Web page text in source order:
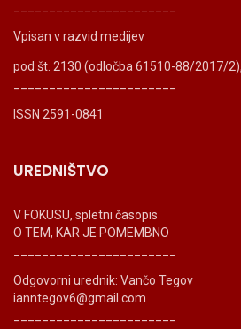
Vpisan v razvid medijev
pod št. 2130 (odločba 61510-88/2017/
ISSN 2591-0841
UREDNIŠTVO
V FOKUSU, spletni časopis
O TEM, KAR JE POMEMBNO
Odgovorni urednik: Vančo Tegov
ianntegov6@gmail.com